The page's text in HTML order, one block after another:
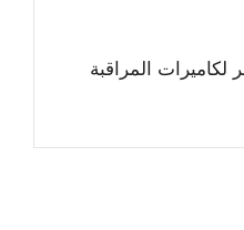
لكاميرات المراقبة